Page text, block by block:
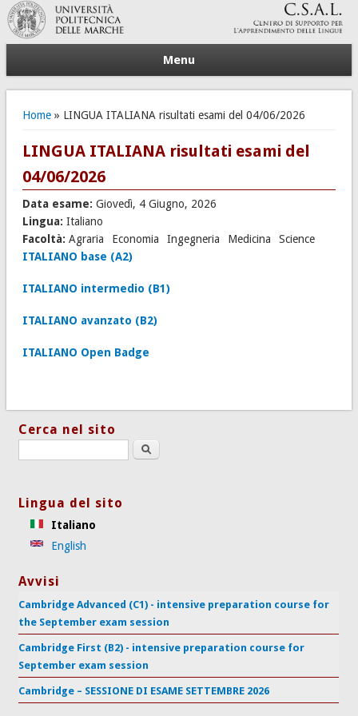
Menu
Tu sei qui
Home» LINGUA ITALIANA risultati esami del 04/06/2026
LINGUA ITALIANA risultati esami del
04/06/2026
Data esame: Giovedì, 4 Giugno, 2026
Lingua: Italiano
Facoltà: Agraria Economia Ingegneria Medicina
Science
ITALIANO base (A2)
ITALIANO intermedio (B1)
ITALIANO avanzato (B2)
ITALIANO Open Badge
Cerca nel sito
Search this site
Lingua del sito
Italiano
English
Avvisi
Cambridge Advanced (C1) - intensive preparation course for
the September exam session
Cambridge First (B2) - intensive preparation course for
September exam session
Cambridge – SESSIONE DI ESAME SETTEMBRE 2026